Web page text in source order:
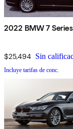
2022 BMW 7
$25,494 Sin
Incluye tarifas de conc.